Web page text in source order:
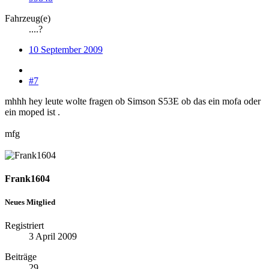
Fahrzeug(e)
....?
10 September 2009
#7
mhhh hey leute wolte fragen ob Simson S53E ob das ein mofa oder
ein moped ist .
mfg
Frank1604
Neues Mitglied
Registriert
3 April 2009
Beiträge